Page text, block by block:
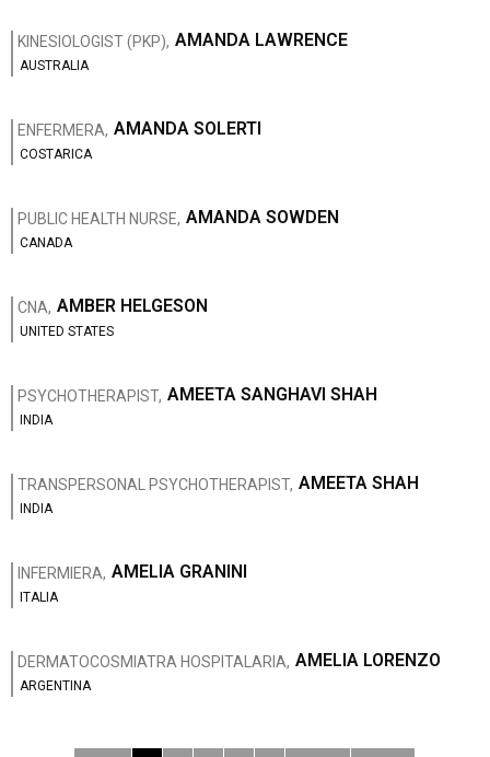
KINESIOLOGIST (PKP), AMANDA LAWRENCE
AUSTRALIA
ENFERMERA, AMANDA SOLERTI
COSTARICA
PUBLIC HEALTH NURSE, AMANDA SOWDEN
CANADA
CNA, AMBER HELGESON
UNITED STATES
PSYCHOTHERAPIST, AMEETA SANGHAVI SHAH
INDIA
TRANSPERSONAL PSYCHOTHERAPIST, AMEETA SHAH
INDIA
INFERMIERA, AMELIA GRANINI
ITALIA
DERMATOCOSMIATRA HOSPITALARIA, AMELIA LORENZO
ARGENTINA